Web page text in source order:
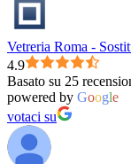
Vetreria Roma -
4.9
Basato su 25
powered by Google
votaci su